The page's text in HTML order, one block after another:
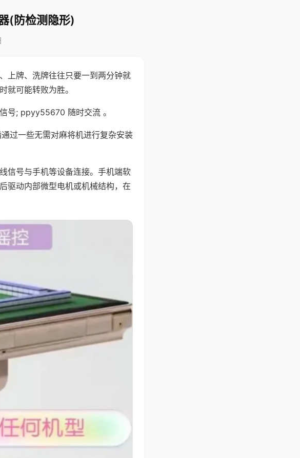
(防检测隐形)
上牌、洗牌往往只要一到两分钟就
就可能转败为胜。
号; ppyy55670 随时交流 。
过一些无需对麻将机进行复杂安装
信号与手机等设备连接。手机端软
驱动内部微型电机或机械结构，在